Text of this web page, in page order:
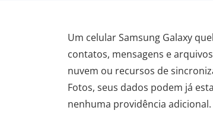
Um celular Samsung Galaxy
contatos, mensagens e
nuvem ou recursos de
Fotos, seus dados podem já
nenhuma providência adicional.